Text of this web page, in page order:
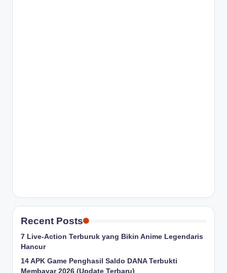
Recent Posts
7 Live-Action Terburuk yang Bikin Anime Legendaris
Hancur
14 APK Game Penghasil Saldo DANA Terbukti
Membayar 2026 (Update Terbaru)